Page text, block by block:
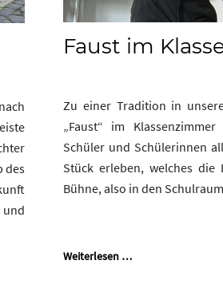
des
und
Faust im
Zu einer Tradition in
„Faust“ im
Schüler und Schülerinnen
Stück erleben, welches die
Bühne, also in den
Weiterlesen …